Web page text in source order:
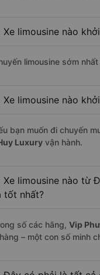
Xe limousine nào
limousine sớm
Xe limousine nào
bạn muốn đi chuyến
Luxury vận hành.
Xe limousine nào từ
tốt nhất?
số các hãng, Vip
– một con số minh